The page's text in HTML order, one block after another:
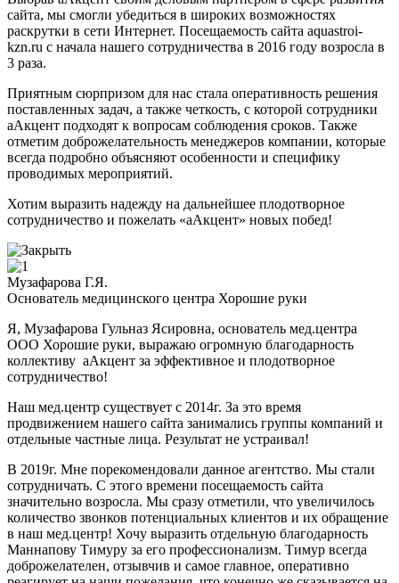
сайта, мы смогли убедиться в широких возможностях
раскрутки в сети Интернет. Посещаемость сайта aquastroi-
kzn.ru с начала нашего сотрудничества в 2016 году возросла в
3 раза.
Приятным сюрпризом для нас стала оперативность решения
поставленных задач, а также четкость, с которой сотрудники
аАкцент подходят к вопросам соблюдения сроков. Также
отметим доброжелательность менеджеров компании, которые
всегда подробно объясняют особенности и специфику
проводимых мероприятий.
Хотим выразить надежду на дальнейшее плодотворное
сотрудничество и пожелать «аАкцент» новых побед!
Музафарова Г.Я.
Основатель медицинского центра Хорошие руки
Я, Музафарова Гульназ Ясировна, основатель мед.центра
ООО Хорошие руки, выражаю огромную благодарность
коллективу аАкцент за эффективное и плодотворное
сотрудничество!
Наш мед.центр существует с 2014г. За это время
продвижением нашего сайта занимались группы компаний и
отдельные частные лица. Результат не устраивал!
В 2019г. Мне порекомендовали данное агентство. Мы стали
сотрудничать. С этого времени посещаемость сайта
значительно возросла. Мы сразу отметили, что увеличилось
количество звонков потенциальных клиентов и их обращение
в наш мед.центр! Хочу выразить отдельную благодарность
Маннапову Тимуру за его профессионализм. Тимур всегда
доброжелателен, отзывчив и самое главное, оперативно